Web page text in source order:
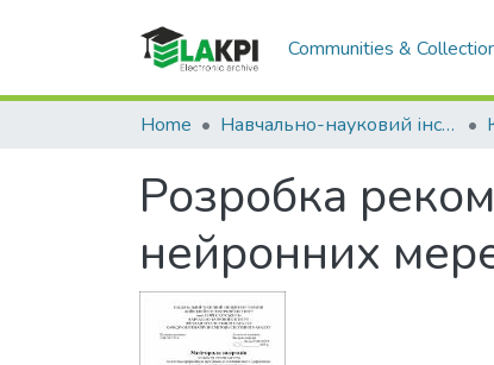
Communities &
Home Навчально-науковий інститут прикладного системного аналізу (НН ІПСА)
Розробка
нейронних